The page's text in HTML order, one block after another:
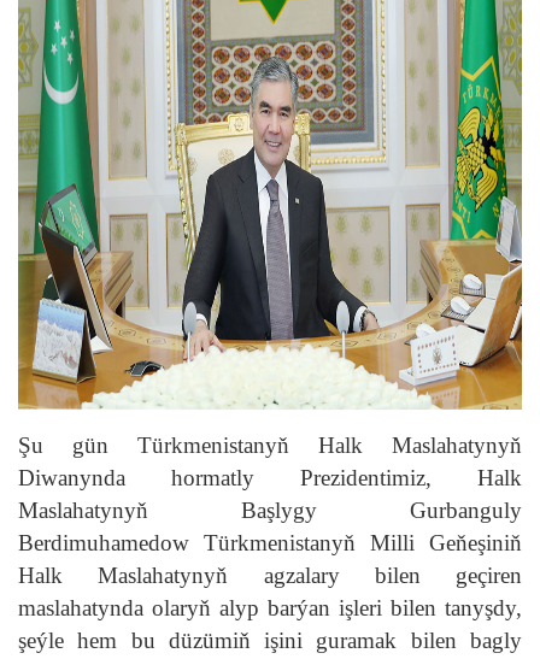
Şu gün Türkmenistanyň Halk Maslahatynyň
Diwanynda hormatly Prezidentimiz, Halk
Maslahatynyň Başlygy Gurbanguly
Berdimuhamedow Türkmenistanyň Milli Geňeşiniň
Halk Maslahatynyň agzalary bilen geçiren
maslahatynda olaryň alyp barýan işleri bilen tanyşdy,
şeýle hem bu düzümiň işini guramak bilen bagly